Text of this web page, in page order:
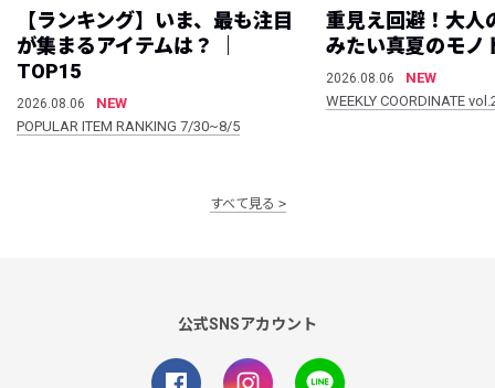
【ランキング】いま、最も注目
が集まるアイテムは？ ｜
TOP15
2026.08.06
NEW
POPULAR ITEM RANKING 7/30~8/5
重見え回避！大人
みたい真夏のモノ
2026.08.06
NEW
WEEKLY COORDINATE
すべて見る
公式SNSアカウント